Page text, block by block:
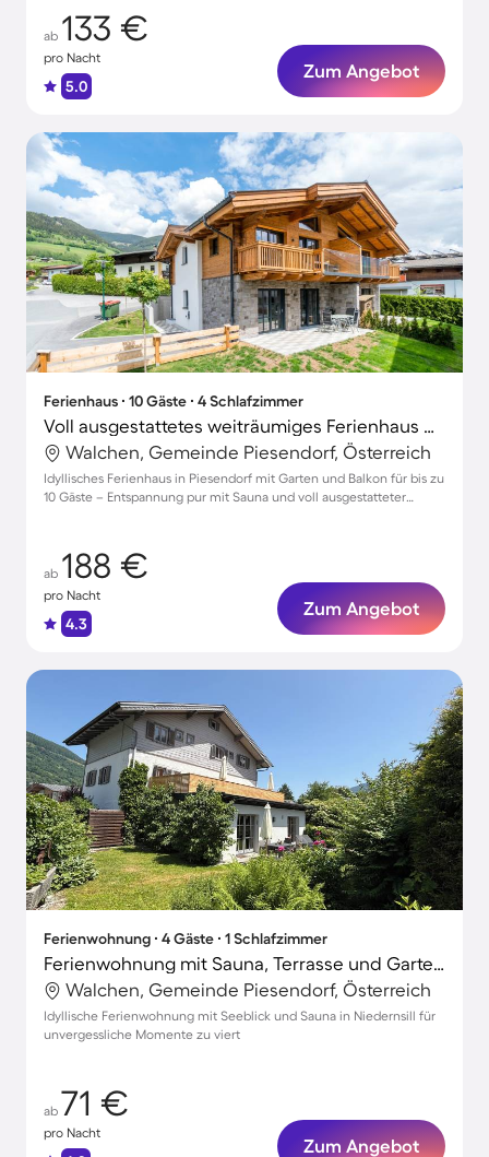
ab 133 €
pro Nacht
5.0
Zum Angebot
Ferienhaus ∙ 10 Gäste ∙ 4 Schlafzimmer
Voll ausgestattetes weiträumiges Ferienhaus mit Garten, Terrasse und Sauna | Bergblick
Walchen, Gemeinde Piesendorf, Österreich
Idyllisches Ferienhaus in Piesendorf mit Garten und Balkon für bis zu
10 Gäste – Entspannung pur mit Sauna und voll ausgestatteter
ab 188 €
pro Nacht
4.3
Zum Angebot
Ferienwohnung ∙ 4 Gäste ∙ 1 Schlafzimmer
Ferienwohnung mit Sauna, Terrasse und Garten | Seeblick
Walchen, Gemeinde Piesendorf, Österreich
Idyllische Ferienwohnung mit Seeblick und Sauna in Niedernsill für
unvergessliche Momente zu viert
ab 71 €
pro Nacht
Zum Angebot